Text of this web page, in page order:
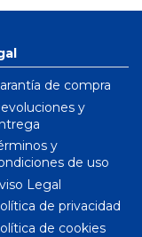
de compra
y
y
de uso
Legal
de privacidad
de cookies